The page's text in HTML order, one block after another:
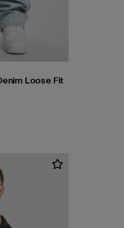
Loose Fit
89,99 EUR